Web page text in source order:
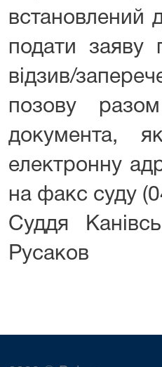
встановлений
подати заяву
відзив/
позову
документа,
електронну
на факс суду
Суддя
Русаков